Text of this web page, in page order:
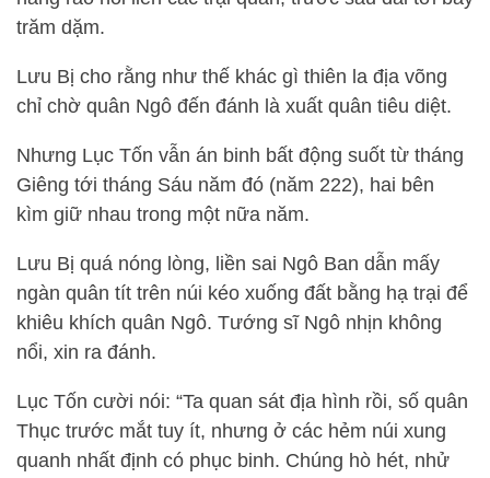
trăm dặm.
Lưu Bị cho rằng như thế khác gì thiên la địa võng
chỉ chờ quân Ngô đến đánh là xuất quân tiêu diệt.
Nhưng Lục Tốn vẫn án binh bất động suốt từ tháng
Giêng tới tháng Sáu năm đó (năm 222), hai bên
kìm giữ nhau trong một nữa năm.
Lưu Bị quá nóng lòng, liền sai Ngô Ban dẫn mấy
ngàn quân tít trên núi kéo xuống đất bằng hạ trại để
khiêu khích quân Ngô. Tướng sĩ Ngô nhịn không
nổi, xin ra đánh.
Lục Tốn cười nói: “Ta quan sát địa hình rồi, số quân
Thục trước mắt tuy ít, nhưng ở các hẻm núi xung
quanh nhất định có phục binh. Chúng hò hét, nhử